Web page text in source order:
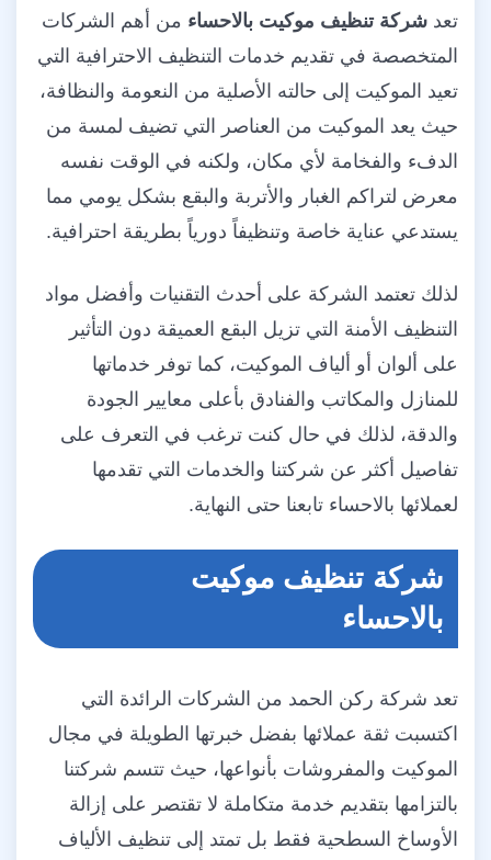
تعد شركة تنظيف موكيت بالاحساء من أهم الشركات
المتخصصة في تقديم خدمات التنظيف الاحترافية التي
تعيد الموكيت إلى حالته الأصلية من النعومة والنظافة،
حيث يعد الموكيت من العناصر التي تضيف لمسة من
الدفء والفخامة لأي مكان، ولكنه في الوقت نفسه
معرض لتراكم الغبار والأتربة والبقع بشكل يومي مما
يستدعي عناية خاصة وتنظيفاً دورياً بطريقة احترافية.
لذلك تعتمد الشركة على أحدث التقنيات وأفضل مواد
التنظيف الأمنة التي تزيل البقع العميقة دون التأثير
على ألوان أو ألياف الموكيت، كما توفر خدماتها
للمنازل والمكاتب والفنادق بأعلى معايير الجودة
والدقة، لذلك في حال كنت ترغب في التعرف على
تفاصيل أكثر عن شركتنا والخدمات التي تقدمها
لعملائها بالاحساء تابعنا حتى النهاية.
شركة تنظيف موكيت
بالاحساء
تعد شركة ركن الحمد من الشركات الرائدة التي
اكتسبت ثقة عملائها بفضل خبرتها الطويلة في مجال
الموكيت والمفروشات بأنواعها، حيث تتسم شركتنا
بالتزامها بتقديم خدمة متكاملة لا تقتصر على إزالة
الأوساخ السطحية فقط بل تمتد إلى تنظيف الألياف